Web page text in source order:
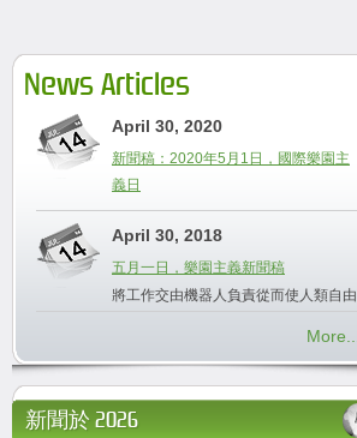
News Articles
April 30, 2020
新聞稿：2020年5月1日，國際樂園主
義日
April 30, 2018
五月一日，樂園主義新聞稿
將工作交由機器人負責從而使人類自由
More...
新聞於 2026